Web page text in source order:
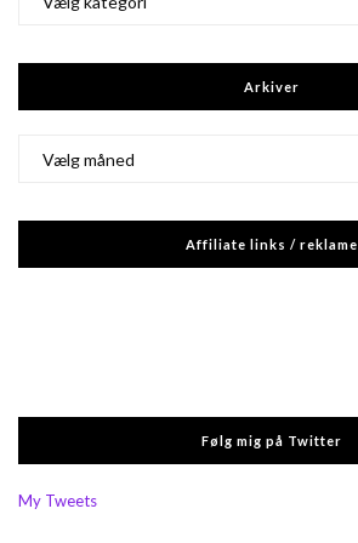
Arkiver
Affiliate links / reklame
Følg mig på Twitter
My Tweets